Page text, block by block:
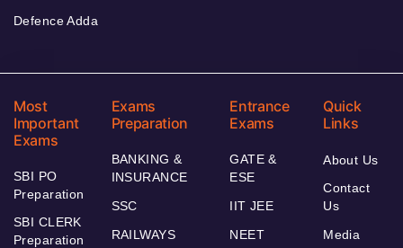
Defence Adda
Most
Important
Exams
SBI PO
Preparation
SBI CLERK
Preparation
Exams
Preparation
BANKING &
INSURANCE
SSC
RAILWAYS
Entrance
Exams
GATE &
ESE
IIT JEE
NEET
Quick
Links
About Us
Contact
Us
Media